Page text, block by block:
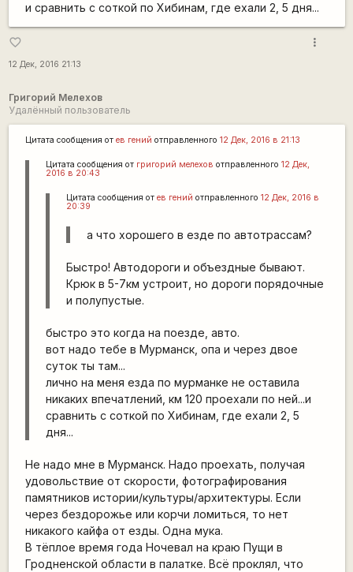
и сравнить с соткой по Хибинам, где ехали 2, 5 дня...
favorite_border
12 Дек, 2016 21:13
more_vert
Григорий Мелехов
Удалённый пользователь
Цитата сообщения от ев гений отправленного 12 Дек, 2016 в 21:13
Цитата сообщения от григорий мелехов отправленного 12 Дек,
2016 в 20:43
Цитата сообщения от ев гений отправленного 12 Дек, 2016 в
20:39
а что хорошего в езде по автотрассам?
Быстро! Автодороги и объездные бывают.
Крюк в 5-7км устроит, но дороги порядочные
и полупустые.
быстро это когда на поезде, авто.
вот надо тебе в Мурманск, опа и через двое
суток ты там...
лично на меня езда по мурманке не оставила
никаких впечатлений, км 120 проехали по ней...и
сравнить с соткой по Хибинам, где ехали 2, 5
дня...
Не надо мне в Мурманск. Надо проехать, получая
удовольствие от скорости, фотографирования
памятников истории/культуры/архитектуры. Если
через бездорожье или корчи ломиться, то нет
никакого кайфа от езды. Одна мука.
В тёплое время года Ночевал на краю Пущи в
Гродненской области в палатке. Всё проклял, что